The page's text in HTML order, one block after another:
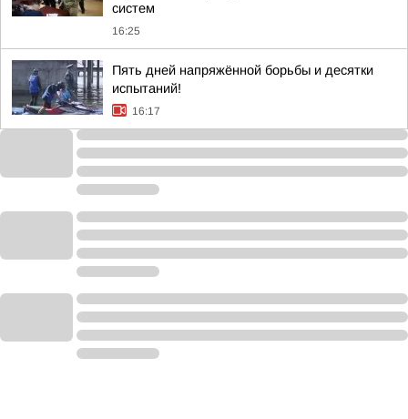
систем
16:25
Пять дней напряжённой борьбы и десятки
испытаний!
16:17